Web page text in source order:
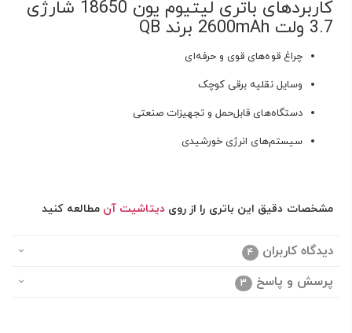
کاربردهای باتری لیتیوم یون 18650 شارژی
3.7 ولت 2600mAh برند QB
چراغ قوه‌های قوی و حرفه‌ای
وسایل نقلیه برقی کوچک
دستگاه‌های قابل‌حمل و تجهیزات صنعتی
سیستم‌های انرژی خورشیدی
مشخصات دقیق این باتری را از روی دیتاشیت آن مطالعه کنید
دیدگاه کاربران 4
پرسش و پاسخ 3